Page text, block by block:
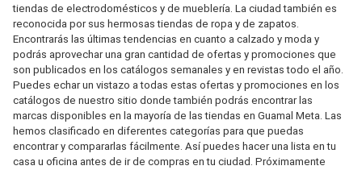
tiendas de electrodomésticos y de mueblería. La ciudad también es
reconocida por sus hermosas tiendas de ropa y de zapatos.
Encontrarás las últimas tendencias en cuanto a calzado y moda y
podrás aprovechar una gran cantidad de ofertas y promociones que
son publicados en los catálogos semanales y en revistas todo el año.
Puedes echar un vistazo a todas estas ofertas y promociones en los
catálogos de nuestro sitio donde también podrás encontrar las
marcas disponibles en la mayoría de las tiendas en Guamal Meta. Las
hemos clasificado en diferentes categorías para que puedas
encontrar y compararlas fácilmente. Así puedes hacer una lista en tu
casa u oficina antes de ir de compras en tu ciudad. Próximamente